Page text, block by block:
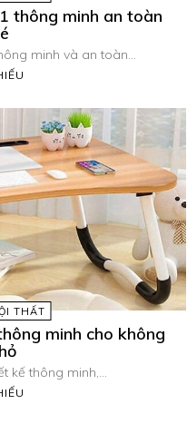
thông minh an toàn
minh và an toàn...
THẤT
minh cho không
kế thông minh,...